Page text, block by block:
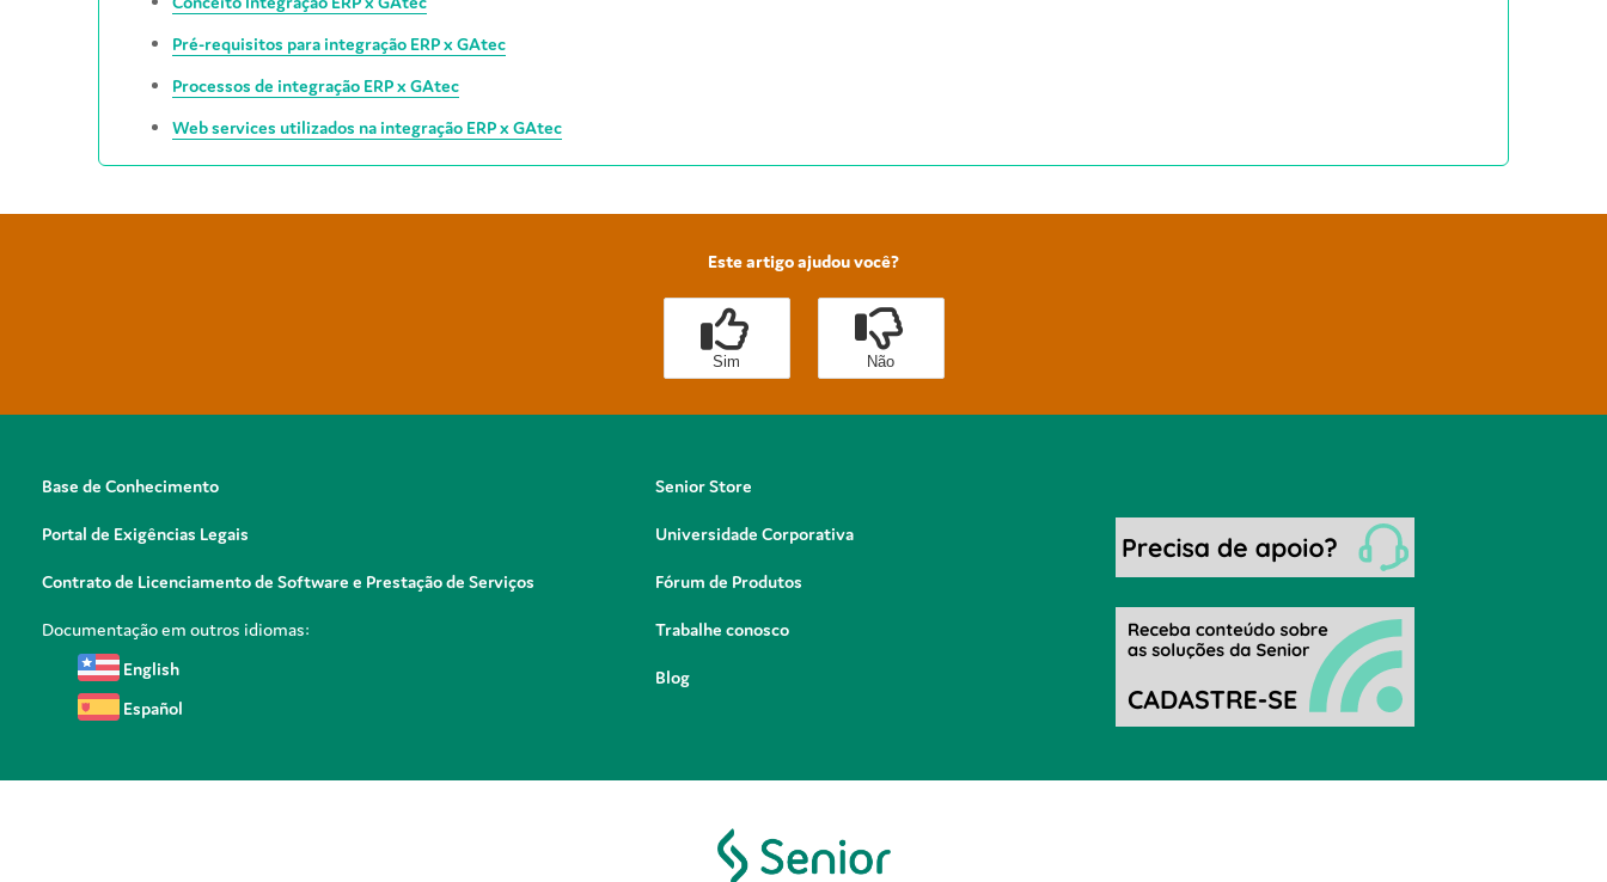
Pré-requisitos para integração ERP x GAtec
Processos de integração ERP x GAtec
Web services utilizados na integração ERP x GAtec
Este artigo ajudou você?
Sim Não
Base de Conhecimento
Portal de Exigências Legais
Contrato de Licenciamento de Software e Prestação de Serviços
Documentação em outros idiomas:
English
Español
Senior Store
Universidade Corporativa
Fórum de Produtos
Trabalhe conosco
Blog